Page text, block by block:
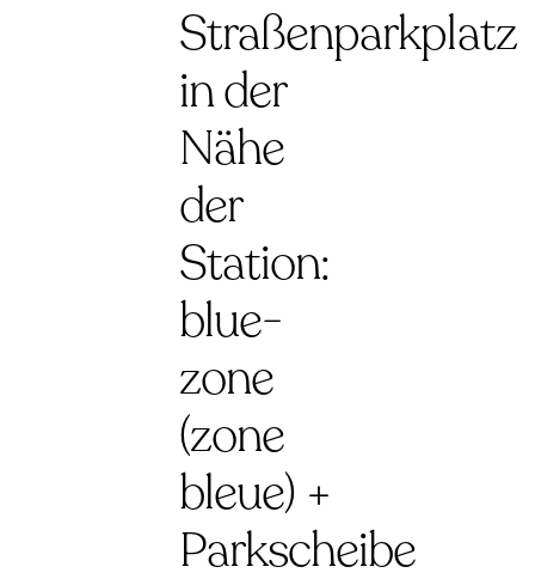
Straßenparkplatz
in der
Nähe
der
Station:
blue-
zone
(zone
bleue) +
Parkscheibe